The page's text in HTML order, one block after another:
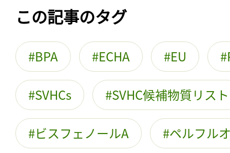
この記事のタグ
BPA ECHA EU
SVHCs SVHC候補物質リスト
ビスフェノールA ペルフル